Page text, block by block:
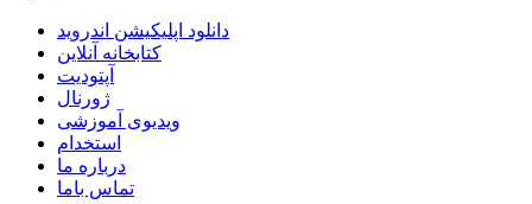
دانلود اپلیکیشن اندروید
ﮐﺘﺎﺑﺨﺎﻧﻪ ﺁﻧﻼﯾﻦ
ﺁﭘﺘﻮﺩﯾﺖ
ﮊﻭﺭﻧﺎﻝ
ویدیوی آموزشی
استخدام
درباره ما
ﺗﻤﺎﺱ ﺑﺎﻣﺎ